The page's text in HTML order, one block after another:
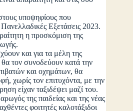
υποψηφίους που
Εξετάσεις 2023.
η προσκόμιση της
και για τα μέλη της
θα τον συνοδεύουν κατά την
και οχημάτων, θα
χωρίς τον επιτυχόντα, με την
είχαν ταξιδέψει μαζί του.
της παιδείας και της νέας
φοιτητές καλοτάξιδοι